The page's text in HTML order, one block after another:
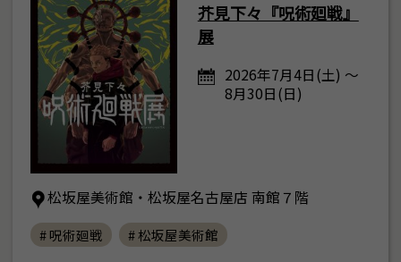
芥見下々『呪術廻戦』
展
2026年7月4日(土) ～
8月30日(日)
松坂屋美術館・松坂屋名古屋店 南館７階
# 呪術廻戦 # 松坂屋美術館